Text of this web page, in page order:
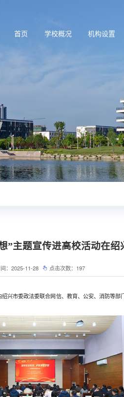
首页 学校概况 机构设置
”主题宣传进高校活动在绍
：2025-11-28 点击次数： 197
绍兴市委政法委联合网信、教育、公安、消防等